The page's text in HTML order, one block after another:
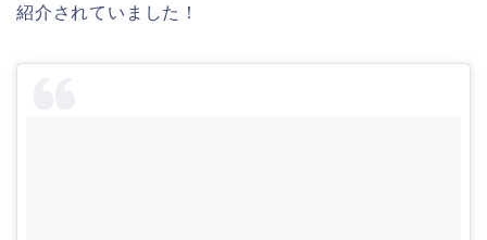
紹介されていました！